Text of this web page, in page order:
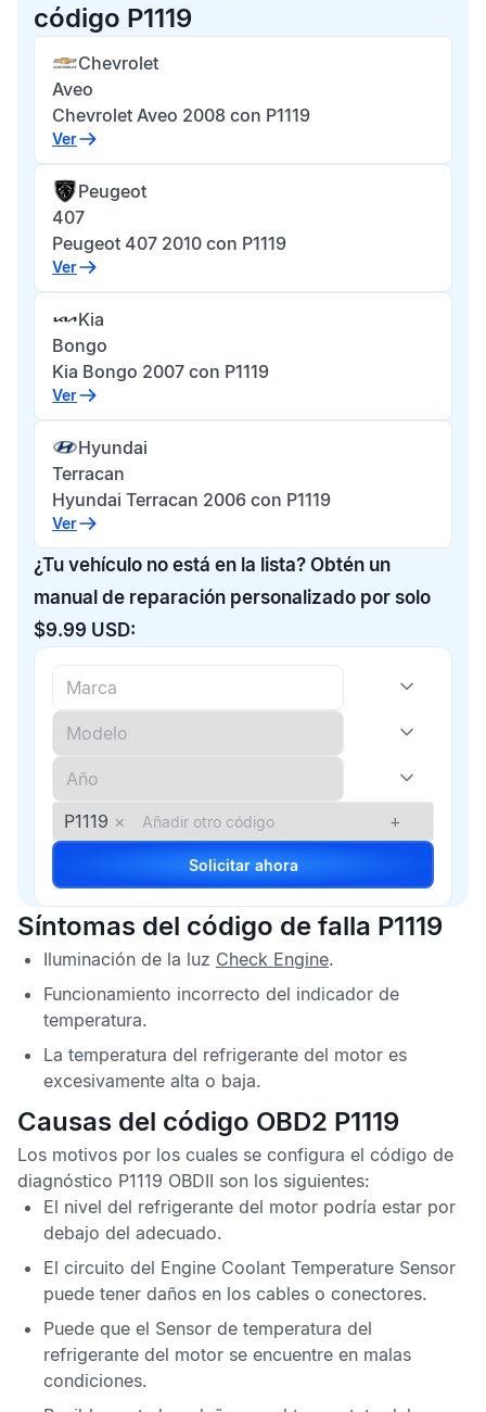
código P1119
Chevrolet
Aveo
Chevrolet Aveo 2008 con P1119
Ver
Peugeot
407
Peugeot 407 2010 con P1119
Ver
Kia
Bongo
Kia Bongo 2007 con P1119
Ver
Hyundai
Terracan
Hyundai Terracan 2006 con P1119
Ver
¿Tu vehículo no está en la lista? Obtén un
manual de reparación personalizado por solo
$9.99 USD:
P1119 × +
Solicitar ahora
Síntomas del código de falla P1119
Iluminación de la luz Check Engine.
Funcionamiento incorrecto del indicador de
temperatura.
La temperatura del refrigerante del motor es
excesivamente alta o baja.
Causas del código OBD2 P1119
Los motivos por los cuales se configura el código de
diagnóstico P1119 OBDII son los siguientes:
El nivel del refrigerante del motor podría estar por
debajo del adecuado.
El circuito del Engine Coolant Temperature Sensor
puede tener daños en los cables o conectores.
Puede que el Sensor de temperatura del
refrigerante del motor se encuentre en malas
condiciones.